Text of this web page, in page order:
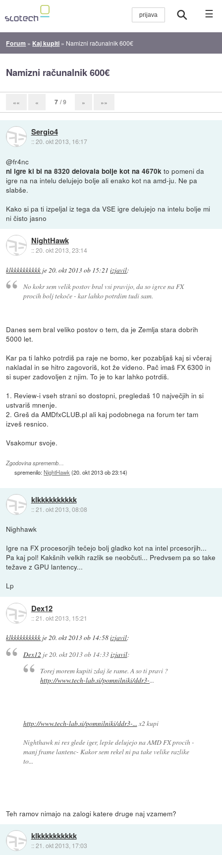
☰
Forum » Kaj kupiti » Namizni računalnik 600€
Namizni računalnik 600€
«« « 7 / 9 » »»
Sergio4
::20. okt 2013, 16:17
@fr4nc
ni igre ki bi na 8320 delovala bolje kot na 4670k to pomeni da
igre na na intelu delujejo bolje ali enako kot na amd-ju. Ne pa
slabše.
Kako si pa ti izpeljal iz tega da VSE igre delujejo na intelu bolje mi
ni čisto jasno
NightHawk
::20. okt 2013, 23:14
klkkkkkkkkkk je20. okt 2013 ob 15:21 izjavil:
No kokr sem velik postov bral vsi pravijo, da so igrce na FX
procih bolj tekoče - kar lahko potrdim tudi sam.
Danes sem bral veliko postov o tem, da je Zemlja stara dobrih
5000 let.
Kar pa ti lahko potrdiš pa raje ne bomo, ker pozabljaš kaj si včeraj
nakladal in se hitro zagovoriš, kot že videno. Pač imaš FX 6300 in
si super zadovoljen z njim. To je to kar lahko potrdiš.
1. Review-i vseh strani so dostopni, pregledaš 10 največjih in si
ustvariš mnenje.
2. Greš da AMDfxCLUB.pl ali kaj podobnega na forum ter tam
izveš resnico.
Vsakomur svoje.
Zgodovina sprememb…
spremenilo:NightHawk(20. okt 2013 ob 23:14)
klkkkkkkkkkk
::21. okt 2013, 08:08
Nighhawk
Igre na FX procesorjih tečejo bolj gladko kot na intel prcesorjih...
Pa kaj pol! Kakšnih velkih razlik se neobčuti... Predvsem pa so take
težave z GPU lantency...
Lp
Dex12
::21. okt 2013, 15:21
klkkkkkkkkkk je20. okt 2013 ob 14:58izjavil:
Dex12je20. okt 2013 ob 14:33izjavil:
Torej morem kupiti zdaj še rame. A so ti pravi ?
http://www.tech-lab.si/pomnilniki/ddr3-...
http://www.tech-lab.si/pomnilniki/ddr3-... x2 kupi
Nighthawk ni res glede iger, lepše delujejo na AMD FX procih -
manj frame lantenc- Kakor sem rekel ni pa take velike razlike
to...
Teh ramov nimajo na zalogi katere druge naj vzamem?
klkkkkkkkkkk
::21. okt 2013, 17:03